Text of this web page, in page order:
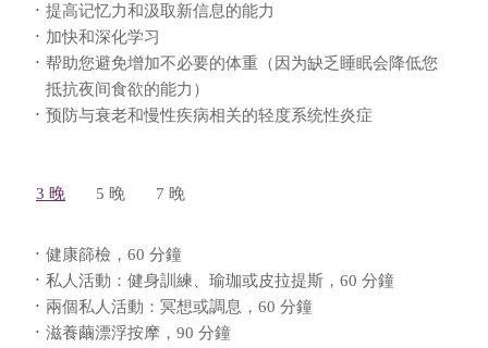
提高记忆力和汲取新信息的能力
加快和深化学习
帮助您避免增加不必要的体重（因为缺乏睡眠会降低您
抵抗夜间食欲的能力）
预防与衰老和慢性疾病相关的轻度系统性炎症
3 晚 5 晚 7 晚
健康篩檢，60 分鐘
私人活動：健身訓練、瑜珈或皮拉提斯，60 分鐘
兩個私人活動：冥想或調息，60 分鐘
滋養繭漂浮按摩，90 分鐘